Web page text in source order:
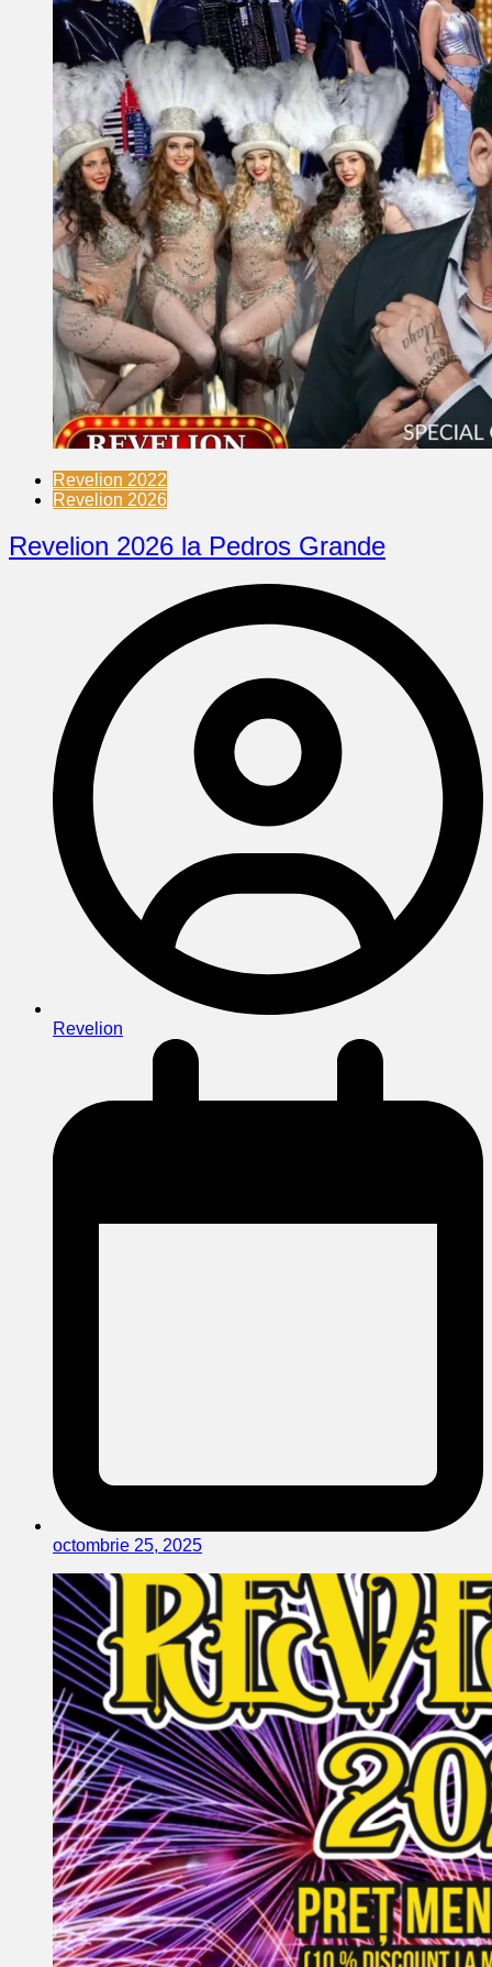
Revelion 2022
Revelion 2026
Revelion 2026 la Pedros Grande
Revelion
octombrie 25, 2025